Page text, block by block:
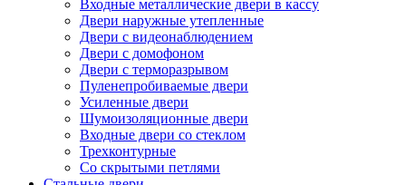
Входные металлические двери в кассу
Двери наружные утепленные
Двери с видеонаблюдением
Двери с домофоном
Двери с терморазрывом
Пуленепробиваемые двери
Усиленные двери
Шумоизоляционные двери
Входные двери со стеклом
Трехконтурные
Со скрытыми петлями